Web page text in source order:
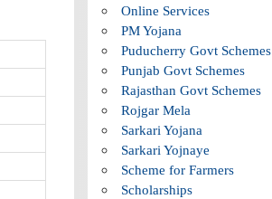
Online Services
PM Yojana
Puducherry Govt Schemes
Punjab Govt Schemes
Rajasthan Govt Schemes
Rojgar Mela
Sarkari Yojana
Sarkari Yojnaye
Scheme for Farmers
Scholarships